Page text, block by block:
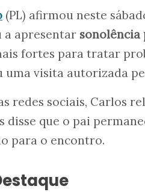
(PL) afirmou neste
a apresentar sonolência
fortes para tratar
visita autorizada
redes sociais, Carlos
disse que o pai
para o encontro.